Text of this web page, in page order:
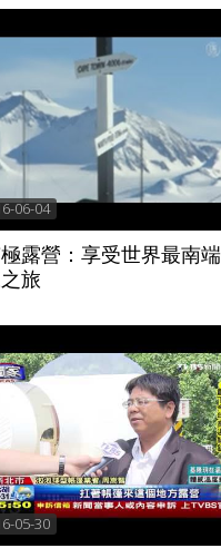
06-04
露營：享受世界最南
旅
05-30